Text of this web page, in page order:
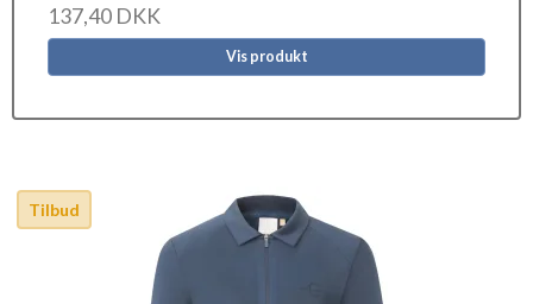
137,40 DKK
Vis produkt
Tilbud